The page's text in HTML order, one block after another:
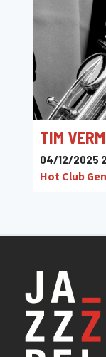
TIM
04/12/2025
Hot Club